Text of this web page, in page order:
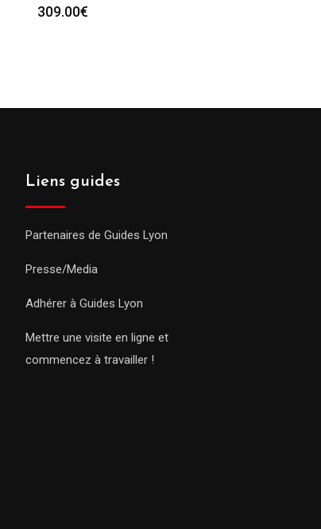
309.00€
Liens guides
Partenaires de Guides Lyon
Presse/Media
Adhérer à Guides Lyon
Mettre une visite en ligne et
commencez à travailler !